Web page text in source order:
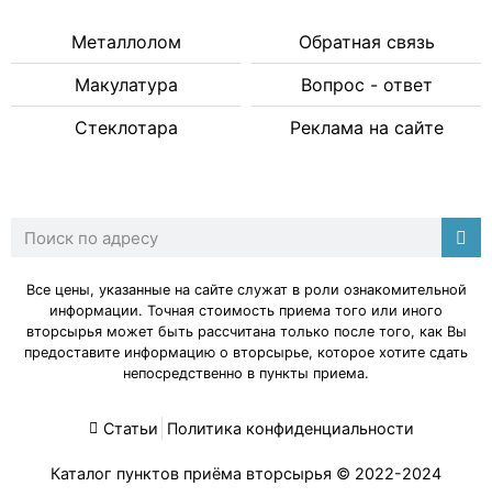
Металлолом
Макулатура
Стеклотара
Обратная связь
Вопрос - ответ
Реклама на сайте
Все цены, указанные на сайте служат в роли ознакомительной
информации. Точная стоимость приема того или иного
вторсырья может быть рассчитана только после того, как Вы
предоставите информацию о вторсырье, которое хотите сдать
непосредственно в пункты приема.
Каталог пунктов приёма вторсырья © 2022-2024
Статьи Политика конфиденциальности